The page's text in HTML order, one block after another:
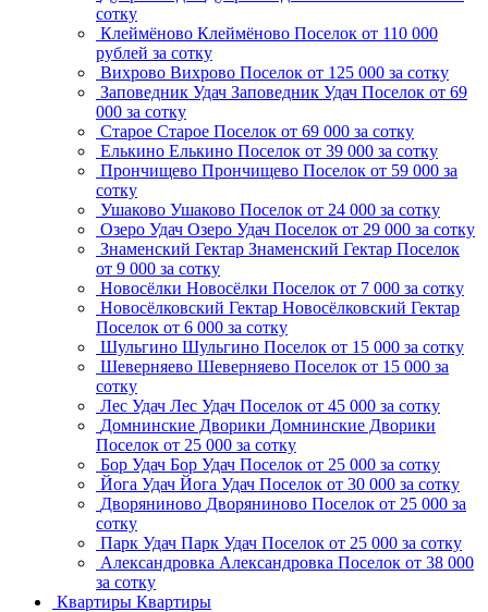
сотку
Клеймёново Клеймёново Поселок от 110 000
рублей за сотку
Вихрово Вихрово Поселок от 125 000 за сотку
Заповедник Удач Заповедник Удач Поселок от 69
000 за сотку
Старое Старое Поселок от 69 000 за сотку
Елькино Елькино Поселок от 39 000 за сотку
Прончищево Прончищево Поселок от 59 000 за
сотку
Ушаково Ушаково Поселок от 24 000 за сотку
Озеро Удач Озеро Удач Поселок от 29 000 за сотку
Знаменский Гектар Знаменский Гектар Поселок
от 9 000 за сотку
Новосёлки Новосёлки Поселок от 7 000 за сотку
Новосёлковский Гектар Новосёлковский Гектар
Поселок от 6 000 за сотку
Шульгино Шульгино Поселок от 15 000 за сотку
Шеверняево Шеверняево Поселок от 15 000 за
сотку
Лес Удач Лес Удач Поселок от 45 000 за сотку
Домнинские Дворики Домнинские Дворики
Поселок от 25 000 за сотку
Бор Удач Бор Удач Поселок от 25 000 за сотку
Йога Удач Йога Удач Поселок от 30 000 за сотку
Дворяниново Дворяниново Поселок от 25 000 за
сотку
Парк Удач Парк Удач Поселок от 25 000 за сотку
Александровка Александровка Поселок от 38 000
за сотку
Квартиры Квартиры